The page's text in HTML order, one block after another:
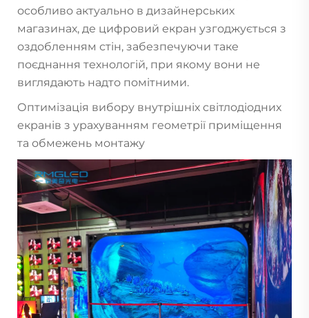
особливо актуально в дизайнерських
магазинах, де цифровий екран узгоджується з
оздобленням стін, забезпечуючи таке
поєднання технологій, при якому вони не
виглядають надто помітними.
Оптимізація вибору внутрішніх світлодіодних
екранів з урахуванням геометрії приміщення
та обмежень монтажу